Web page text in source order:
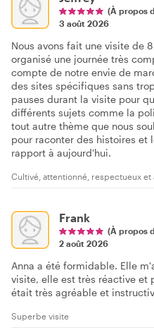
(À propos
3 août 2026
Nous avons fait une visite de
organisé une journée très
compte de notre envie de
des sites spécifiques sans
pauses durant la visite pour
différents sujets comme la
tout autre thème que nous
pour raconter des histoires et
rapport à aujourd'hui.
Cultivé, attentionné, respectueux et
Frank
(À propos
2 août 2026
Anna a été formidable. Elle
visite, elle est très réactive et
était très agréable et
Superbe visite